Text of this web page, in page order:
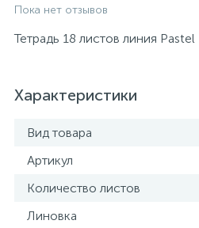
Пока нет отзывов
Тетрадь 18 листов линия
Характеристики
Вид товара
Артикул
Количество листов
Линовка